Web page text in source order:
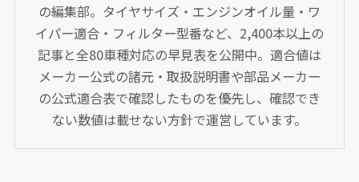
の編集部。タイヤサイズ・エンジンオイル量・ワ
イパー適合・フィルター型番など、2,400本以上の
記事と全80車種対応の早見表を公開中。適合値は
メーカー公式の諸元・取扱説明書や部品メーカー
の公式適合表で確認したものを優先し、確認でき
ない数値は載せない方針で運営しています。